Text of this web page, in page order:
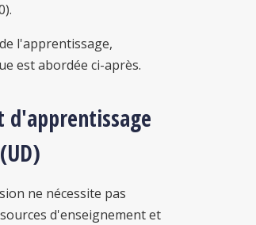
l'apprentissage,
est abordée ci-après.
d'apprentissage
ne nécessite pas
d'enseignement et